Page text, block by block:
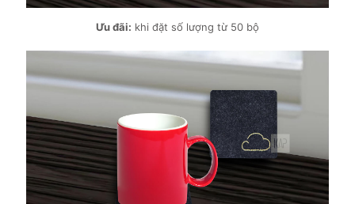
Ưu đãi: khi đặt số lượng từ 50 bộ